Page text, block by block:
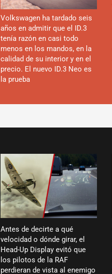
Volkswagen ha tardado seis
años en admitir que el ID.3
tenía razón en casi todo
menos en los mandos, en la
calidad de su interior y en el
precio. El nuevo ID.3 Neo es
la prueba
Antes de decirte a qué
velocidad o dónde girar, el
Head-Up Display evitó que
los pilotos de la RAF
perdieran de vista al enemigo